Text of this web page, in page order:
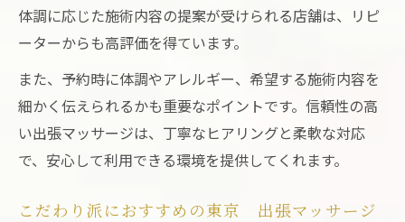
体調に応じた施術内容の提案が受けられる店舗は、リピ
ーターからも高評価を得ています。
また、予約時に体調やアレルギー、希望する施術内容を
細かく伝えられるかも重要なポイントです。信頼性の高
い出張マッサージは、丁寧なヒアリングと柔軟な対応
で、安心して利用できる環境を提供してくれます。
こだわり派におすすめの東京 出張マッサージ